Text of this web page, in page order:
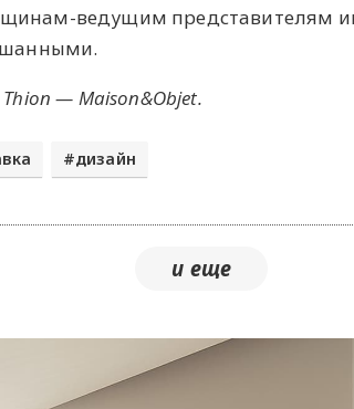
ведущим представителям
— Maison&Objet.
дизайн